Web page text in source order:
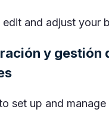
and adjust your
y gestión
set up and